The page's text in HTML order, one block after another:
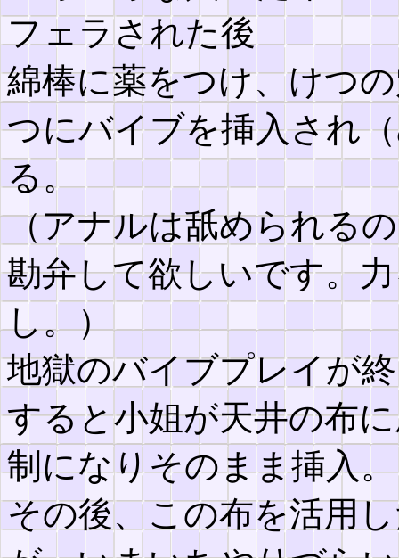
フェラされた後
綿棒に薬をつけ、けつ
つにバイブを挿入され
る。
（アナルは舐められる
勘弁して欲しいです。
し。）
地獄のバイブプレイが
すると小姐が天井の布
制になりそのまま挿入。
その後、この布を活用